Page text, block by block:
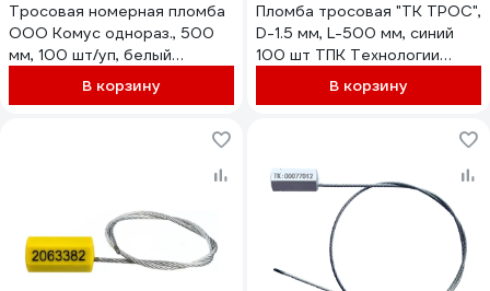
Тросовая номерная пломба
ООО Комус однораз., 500
мм, 100 шт/уп, белый
В корзину
Пломба тросовая "ТК ТРОС",
D-1.5 мм, L-500 мм, синий
100 шт ТПК Технологии
Контроля 24125В корзину